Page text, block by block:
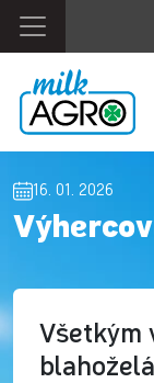
16. 01. 2026
Všetkým